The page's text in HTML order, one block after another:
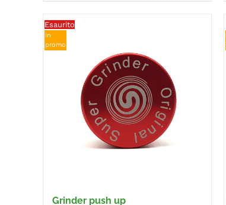
Esaurito
In
promo
Grinder push up